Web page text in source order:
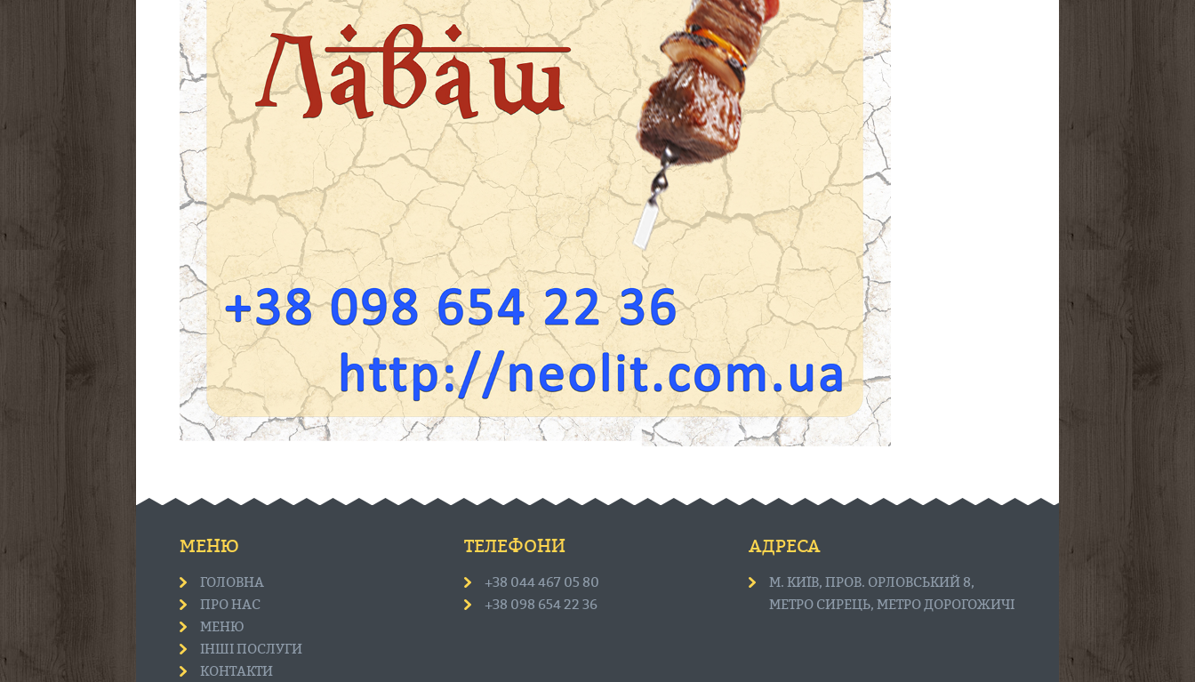
МЕНЮ
ГОЛОВНА
ПРО НАС
МЕНЮ
ІНШІ ПОСЛУГИ
КОНТАКТИ
ТЕЛЕФОНИ
+38 044 467 05 80
+38 098 654 22 36
АДРЕСА
М. КИЇВ, ПРОВ. ОРЛОВСЬКИЙ 8,
МЕТРО СИРЕЦЬ, МЕТРО ДОРОГОЖИЧІ